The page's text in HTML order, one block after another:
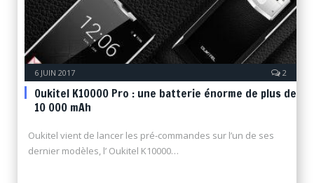
6 JUIN 2017 2
Oukitel K10000 Pro : une batterie énorme de plus de
10 000 mAh
Oukitel vient de lancer les pré-commandes sur l’un de ses
dernier modèles, l’ Oukitel K10000…